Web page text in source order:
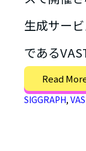
生成サー
である
Read
SIGGRAPH,